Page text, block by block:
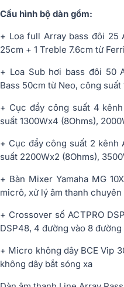
Cấu hình bộ dàn gồm:
+ Loa full Array bass đôi 25
25cm + 1 Treble 7.6cm từ
+ Loa Sub hơi bass đôi 50
Bass 50cm từ Neo, công
+ Cục đẩy công suất 4 kênh
suất 1300Wx4 (8Ohms),
+ Cục đẩy công suất 2 kênh
suất 2200Wx2 (8Ohms),
+ Bàn Mixer Yamaha MG
micrô, xử lý âm thanh
+ Crossover số ACTPRO
DSP48, 4 đường vào 8 đường
+ Micro không dây BCE Vip
không dây bắt sóng xa